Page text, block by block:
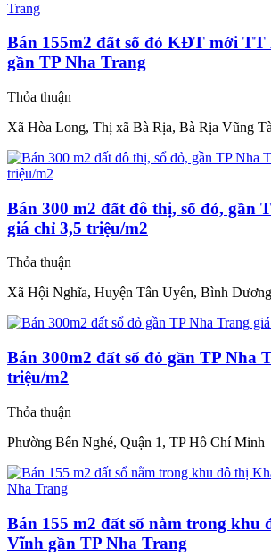
Bán 155m2 đất sổ đỏ KĐT mới
gần TP Nha Trang
Thỏa thuận
Xã Hòa Long, Thị xã Bà Rịa, Bà Rịa Vũng
Bán 300 m2 đất đô thị, sổ đỏ, gần
giá chỉ 3,5 triệu/m2
Thỏa thuận
Xã Hội Nghĩa, Huyện Tân Uyên, Bình Dương
Bán 300m2 đất sổ đỏ gần TP Nha
triệu/m2
Thỏa thuận
Phường Bến Nghé, Quận 1, TP Hồ Chí Minh
Bán 155 m2 đất sổ nằm trong khu
Vĩnh gần TP Nha Trang